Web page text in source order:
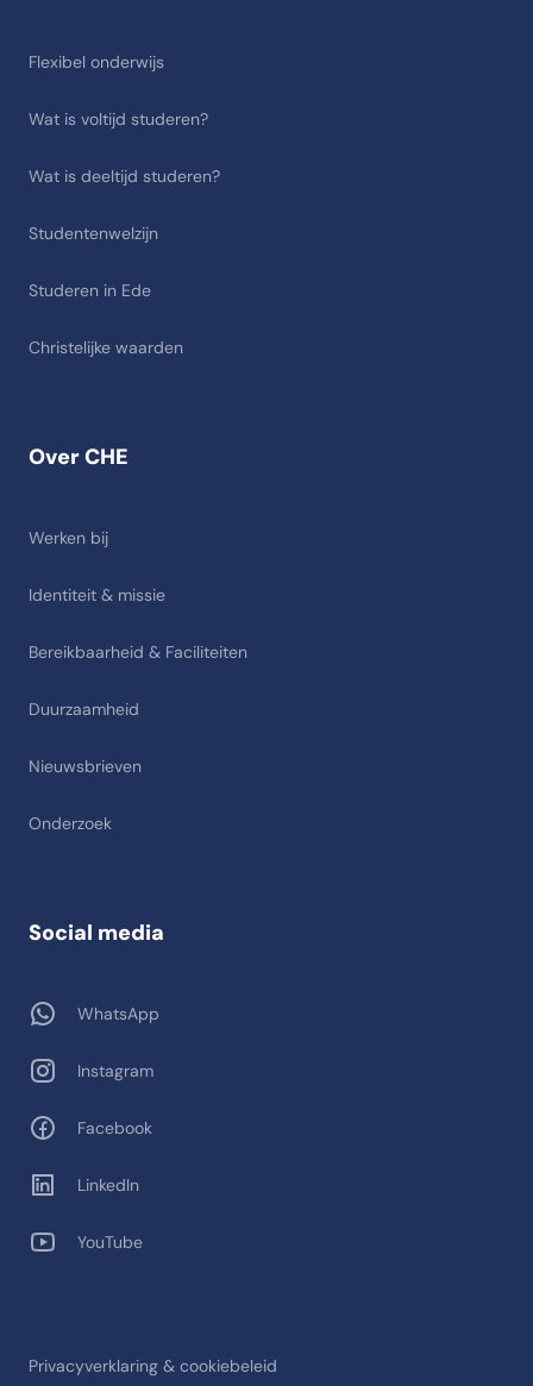
Over CHE
Werken bij
Identiteit & missie
Bereikbaarheid & Faciliteiten
Duurzaamheid
Nieuwsbrieven
Onderzoek
Flexibel onderwijs
Wat is voltijd studeren?
Wat is deeltijd studeren?
Studentenwelzijn
Studeren in Ede
Christelijke waarden
Privacyverklaring & cookiebeleid
Social media
WhatsApp
Instagram
Facebook
LinkedIn
YouTube